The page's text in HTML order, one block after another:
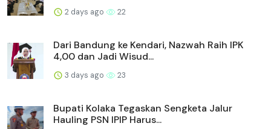
2 days ago 22
Dari Bandung ke Kendari, Nazwah Raih IPK
4,00 dan Jadi Wisud...
3 days ago 23
Bupati Kolaka Tegaskan Sengketa Jalur
Hauling PSN IPIP Harus...